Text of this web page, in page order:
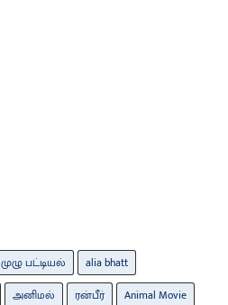
முழு பட்டியல்
alia bhatt
அனிமல் ரன்பீர்
Animal Movie